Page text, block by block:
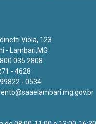
Viola, 123
- Lambari,MG
035 2808
- 4628
- 0534